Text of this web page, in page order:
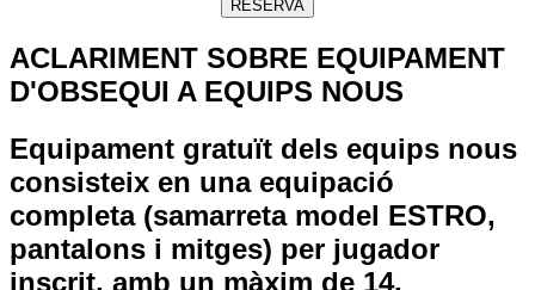
ACLARIMENT SOBRE EQUIPAMENT
D'OBSEQUI A EQUIPS NOUS
Equipament gratuït dels equips nous
consisteix en una equipació
completa (samarreta model ESTRO,
pantalons i mitges) per jugador
inscrit, amb un màxim de 14.